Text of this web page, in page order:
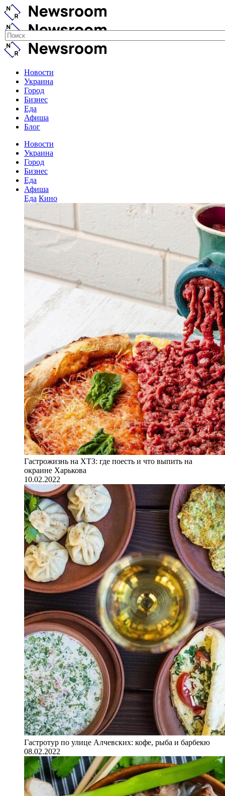
Новости
Украина
Город
Бизнес
Еда
Афиша
Блог
Новости
Украина
Город
Бизнес
Еда
Афиша
Еда Кино
Гастрожизнь на ХТЗ: где поесть и что выпить на
окраине Харькова
10.02.2022
Гастротур по улице Алчевских: кофе, рыба и барбекю
08.02.2022